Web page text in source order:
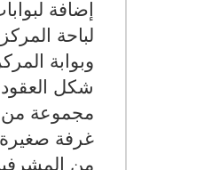
إضافة
لباحة
شكل
مجموعة من
غرفة صغيرة
من